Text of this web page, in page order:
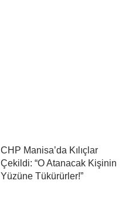
CHP Manisa’da Kılıçlar
Çekildi: “O Atanacak Kişinin
Yüzüne Tükürürler!”